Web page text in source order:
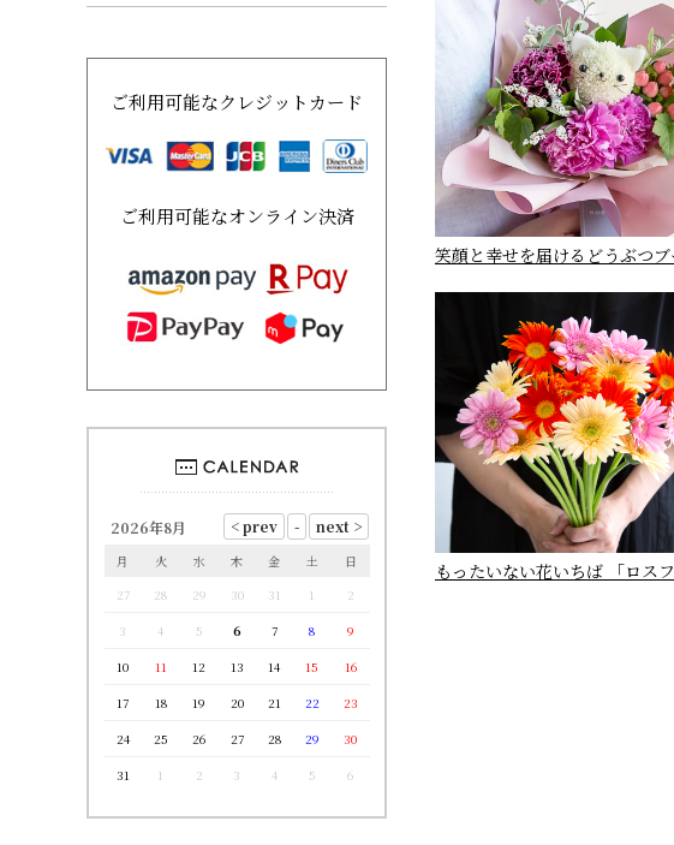
ご利用可能なクレジットカード
ご利用可能なオンライン決済
2026年8月
月 火 水 木 金 土
日
27
28 29 30 31 1
2
3
4 5 6 7 8
9
10
11 12 13 14 15
16
17
18 19 20 21 22
23
24
25 26 27 28 29
30
31
1 2 3 4 5 6
笑顔と幸せを届けるどうぶつ
もったいない花いちば 「ロス